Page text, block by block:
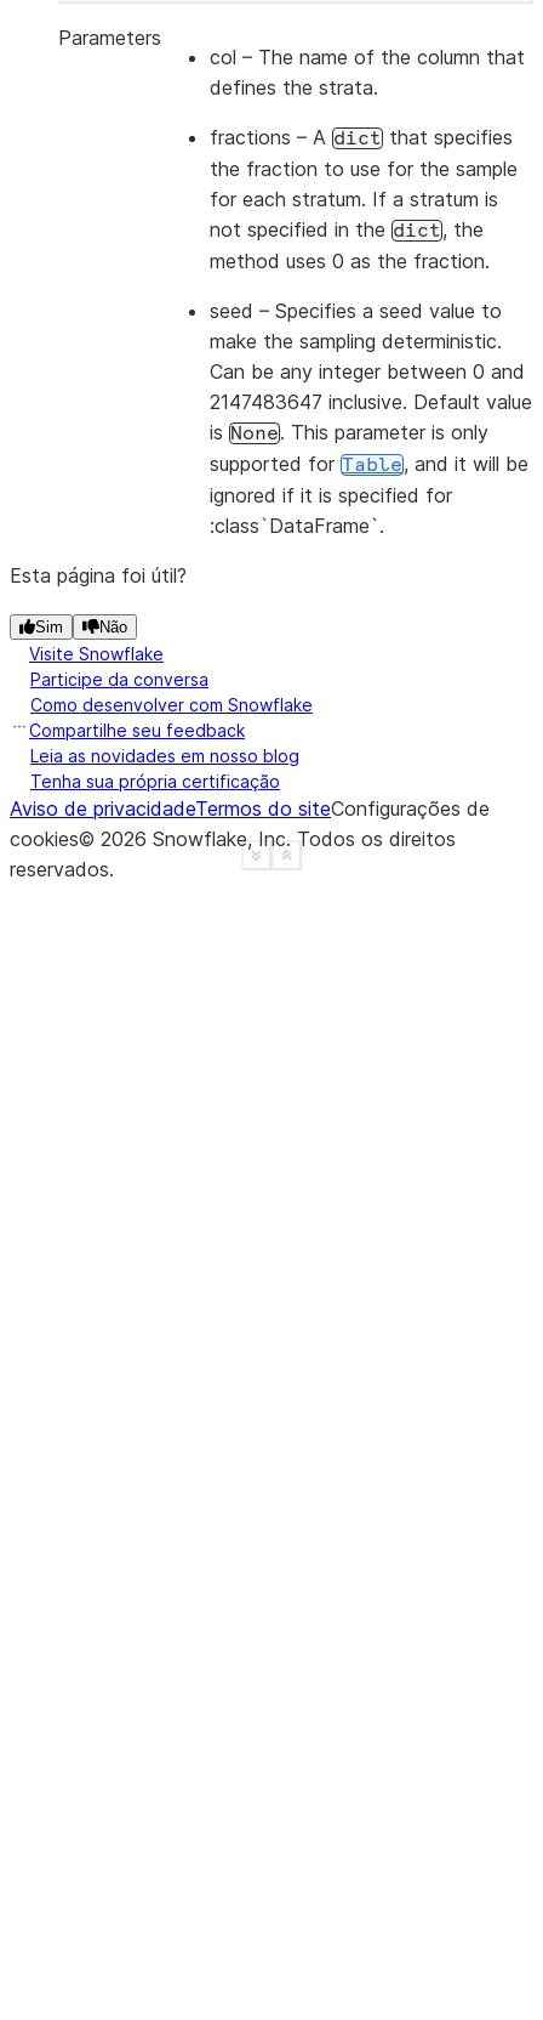
Show less
See more
Parameters
col – The name of the column that
defines the strata.
fractions – A dict that specifies
the fraction to use for the sample
for each stratum. If a stratum is
not specified in the dict, the
method uses 0 as the fraction.
seed – Specifies a seed value to
make the sampling deterministic.
Can be any integer between 0 and
2147483647 inclusive. Default value
is None. This parameter is only
supported for Table, and it will be
ignored if it is specified for
:class`DataFrame`.
Esta página foi útil?
Sim Não
Visite Snowflake
Participe da conversa
Como desenvolver com Snowflake
Compartilhe seu feedback
Leia as novidades em nosso blog
Tenha sua própria certificação
Aviso de privacidadeTermos do siteConfigurações de
cookies© 2026 Snowflake, Inc. Todos os direitos
reservados.